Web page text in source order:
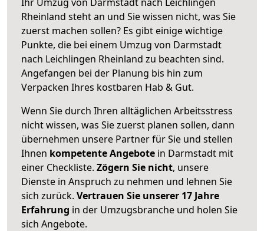
Rheinland steht an und Sie wissen nicht, was Sie
zuerst machen sollen? Es gibt einige wichtige
Punkte, die bei einem Umzug von Darmstadt
nach Leichlingen Rheinland zu beachten sind.
Angefangen bei der Planung bis hin zum
Verpacken Ihres kostbaren Hab & Gut.
Wenn Sie durch Ihren alltäglichen Arbeitsstress
nicht wissen, was Sie zuerst planen sollen, dann
übernehmen unsere Partner für Sie und stellen
Ihnen kompetente Angebote in Darmstadt mit
einer Checkliste. Zögern Sie nicht, unsere
Dienste in Anspruch zu nehmen und lehnen Sie
sich zurück. Vertrauen Sie unserer 17 Jahre
Erfahrung in der Umzugsbranche und holen Sie
sich Angebote.